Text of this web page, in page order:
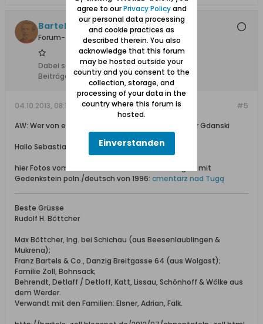
Bartels
Forum-Teilnehmer
Dabei seit:
25.07.2012
Beiträge:
3448
#5
04.10.2013, 08:10
AW: Wer von euch wohnt in Tiegenhof / Nowy Dwor Gdanski
Hallo Sebastian,
hier Fotos vom Friedhof an der Schleife der Tiege - mit
Gedenkstein poln./deutsch von 1996: cmentarz nad Tugą
Beste Grüsse
Rudolf H. Böttcher
Max Böttcher, Ing. bei Schichau (aus Beesenlaublingen &
Mukrena);
Franz Bartels & Co., Danzig Breitgasse 64 (aus Wolgast);
Familie Zoll, Bohnsack;
Behrendt, Detlaff / Detloff, Katt, Lissau, Schönhoff & Wölke aus
dem Werder.
Verwandt mit den Familien: Elsner, Adrian, Falk.
agree to ourPrivacy Policyand
our personal data processing
and cookie practices as
described therein. You also
acknowledge that this forum
may be hosted outside your
country and you consent to the
collection, storage, and
processing of your data in the
country where this forum is
hosted.
Einverstanden